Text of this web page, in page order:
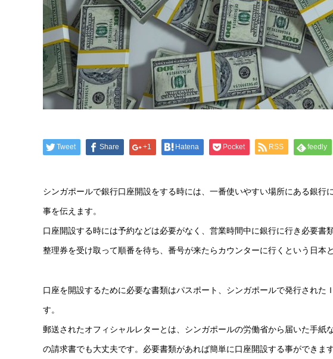
Tweet Share +1 Hatena Pocket RSS feedly
シンガポールで銀行口座開設をする時には、一番使いやすい場所にある銀
事を伝えます。
口座開設する時には予約などは必要がなく、営業時間中に銀行に行き必要書
整理券を受け取って順番を待ち、番号が来たらカウンターに行くという日本
口座を開設するために必要な書類はパスポート、シンガポールで発行され
す。
郵送されたオフィシャルレターとは、シンガポールの労働省から届いた手紙
の請求書でも大丈夫です。必要書類があれば簡単に口座開設する事ができま